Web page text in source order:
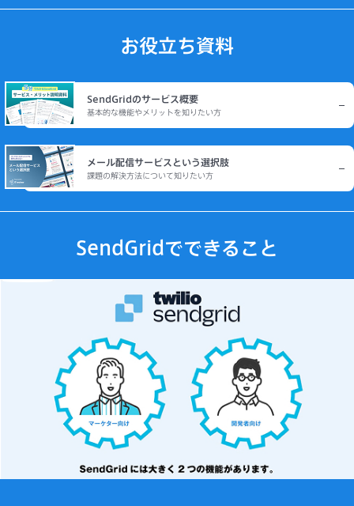
お役立ち資料
SendGridのサービス概要
基本的な機能やメリットを知りたい方
メール配信サービスという選択肢
課題の解決方法について知りたい方
SendGridでできること